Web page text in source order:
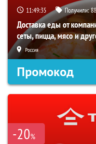
11:49:35 Получили:88
Доставка еды от
сеты, пицца, мясо и
Россия
Промокод
-20%